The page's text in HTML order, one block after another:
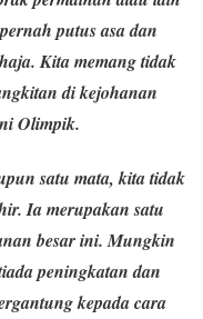
putus asa dan
Kita memang tidak
di kejohanan
Olimpik.
satu mata, kita tidak
Ia merupakan satu
besar ini. Mungkin
peningkatan dan
kepada cara